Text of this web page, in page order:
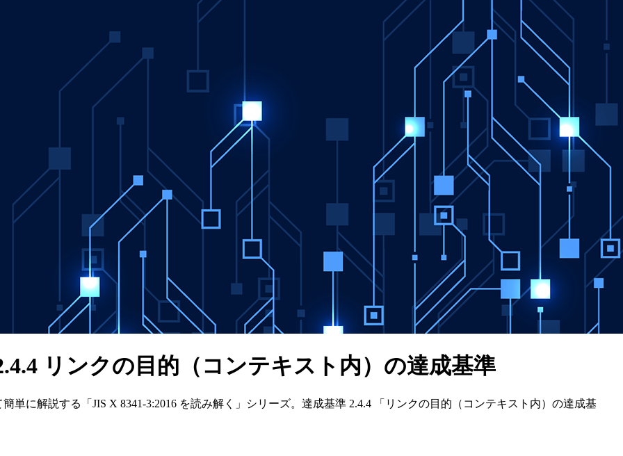
リンクの目的（コンテキスト内）の達成基準
単に解説する「JIS X 8341-3:2016 を読み解く」シリーズ。達成基準 2.4.4 「リンクの目的（コンテキスト内）の達成基